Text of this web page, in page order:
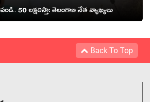
50 ల‌క్ష‌లిస్తా: తెలంగాణ నేత వ్యాఖ్య‌లు
Back To Top